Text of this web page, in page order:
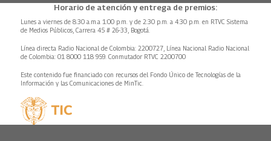
Horario de atención y entrega de premios:
Lunes a viernes de 8:30 a.m.a 1:00 p.m. y de 2:30 p.m. a 4:30 p.m. en RTVC Sistema
de Medios Públicos, Carrera 45 # 26-33, Bogotá.
Línea directa Radio Nacional de Colombia: 2200727, Línea Nacional Radio Nacional
de Colombia: 01 8000 118 959. Conmutador RTVC 2200700
Este contenido fue financiado con recursos del Fondo Único de Tecnologías de la
Información y las Comunicaciones de MinTic.